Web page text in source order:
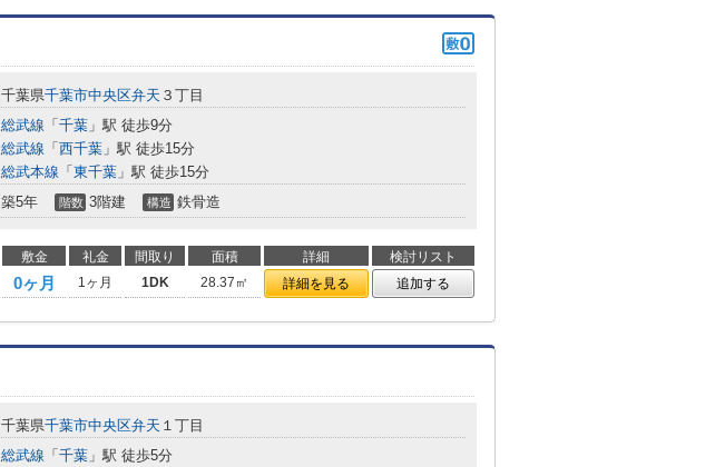
千葉県千葉市中央区弁天 ３丁目
総武線 「 千葉 」駅 徒歩9分
総武線 「 西千葉 」駅 徒歩15分
総武本線 「 東千葉 」駅 徒歩15分
築5年 階数 3階建 構造 鉄骨造
敷金 礼金 間取り 面積 詳細
検討リスト
0ヶ月 1ヶ月 1DK 28.37㎡ 詳細を見る 追加する
千葉県千葉市中央区弁天 １丁目
総武線 「 千葉 」駅 徒歩5分